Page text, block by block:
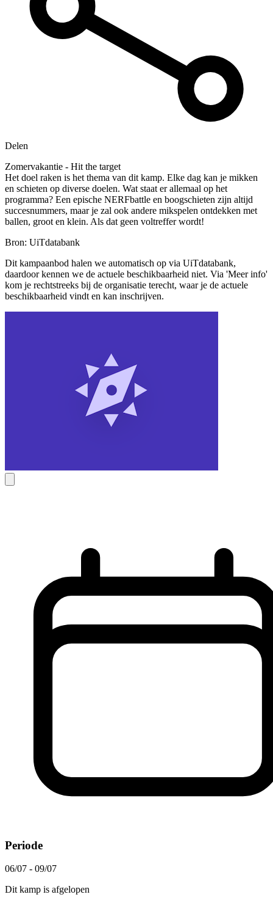
Delen
Zomervakantie - Hit the target
Het doel raken is het thema van dit kamp. Elke dag kan je mikken
en schieten op diverse doelen. Wat staat er allemaal op het
programma? Een epische NERFbattle en boogschieten zijn altijd
succesnummers, maar je zal ook andere mikspelen ontdekken met
ballen, groot en klein. Als dat geen voltreffer wordt!
Bron: UiTdatabank
Dit kampaanbod halen we automatisch op via UiTdatabank,
daardoor kennen we de actuele beschikbaarheid niet. Via 'Meer info'
kom je rechtstreeks bij de organisatie terecht, waar je de actuele
beschikbaarheid vindt en kan inschrijven.
Periode
06/07 - 09/07
Dit kamp is afgelopen